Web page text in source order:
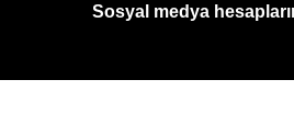
Sosyal medya